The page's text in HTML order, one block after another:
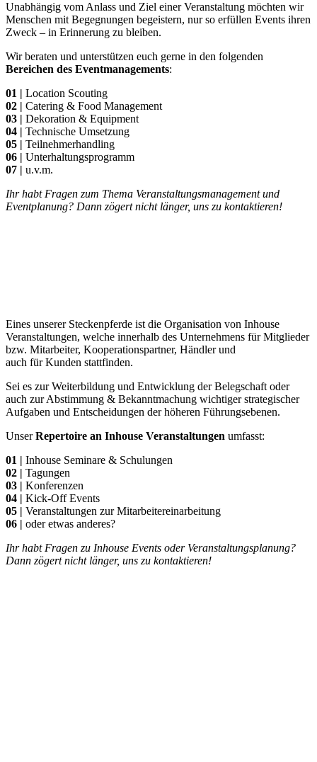
Unabhängig vom Anlass und Ziel einer Veranstaltung möchten wir
Menschen mit Begegnungen begeistern, nur so erfüllen Events ihren
Zweck – in Erinnerung zu bleiben.
Wir beraten und unterstützen euch gerne in den folgenden
Bereichen des Eventmanagements:
01 | Location Scouting
02 | Catering & Food Management
03 | Dekoration & Equipment
04 | Technische Umsetzung
05 | Teilnehmerhandling
06 | Unterhaltungsprogramm
07 | u.v.m.
Ihr habt Fragen zum Thema Veranstaltungsmanagement und
Eventplanung? Dann zögert nicht länger, uns zu kontaktieren!
Eines unserer Steckenpferde ist die Organisation von Inhouse
Veranstaltungen, welche innerhalb des Unternehmens für Mitglieder
bzw. Mitarbeiter, Kooperationspartner, Händler und
auch für Kunden stattfinden.
Sei es zur Weiterbildung und Entwicklung der Belegschaft oder
auch zur Abstimmung & Bekanntmachung wichtiger strategischer
Aufgaben und Entscheidungen der höheren Führungsebenen.
UnserRepertoire an Inhouse Veranstaltungen umfasst:
01 | Inhouse Seminare & Schulungen
02 | Tagungen
03 | Konferenzen
04 | Kick-Off Events
05 | Veranstaltungen zur Mitarbeitereinarbeitung
06 | oder etwas anderes?
Ihr habt Fragen zu Inhouse Events oder Veranstaltungsplanung?
Dann zögert nicht länger, uns zu kontaktieren!